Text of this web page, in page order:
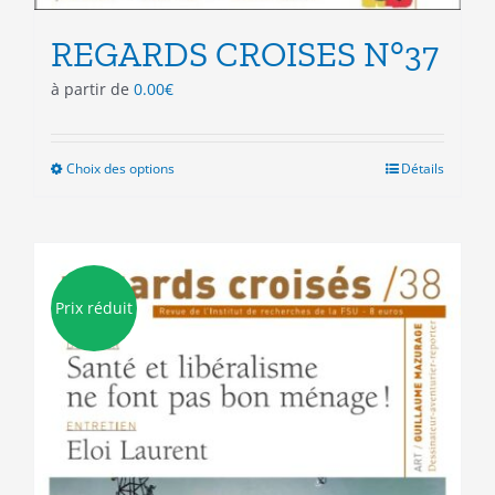
REGARDS CROISES N°37
à partir de 0.00€
Choix des optionsCe
variations.
Les
options
être
choisies
sur
page
du
Détails
Prix réduit